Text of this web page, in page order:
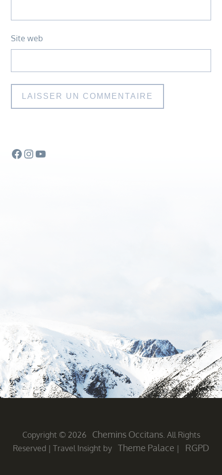
Site web
Facebook
Instagram
YouTube
Copyright © 2026 Chemins Occitans. All Rights
Reserved | Travel Insight by Theme Palace | RGPD